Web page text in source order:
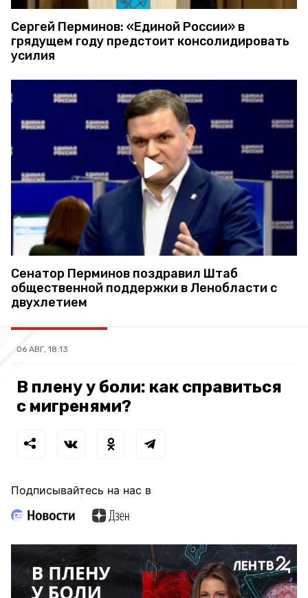
Сергей Перминов: «Единой России» в
грядущем году предстоит консолидировать
усилия
Сенатор Перминов поздравил Штаб
общественной поддержки в Ленобласти с
двухлетием
06 АВГ, 18:13
В плену у боли: как справиться
с мигренями?
Подписывайтесь на нас в